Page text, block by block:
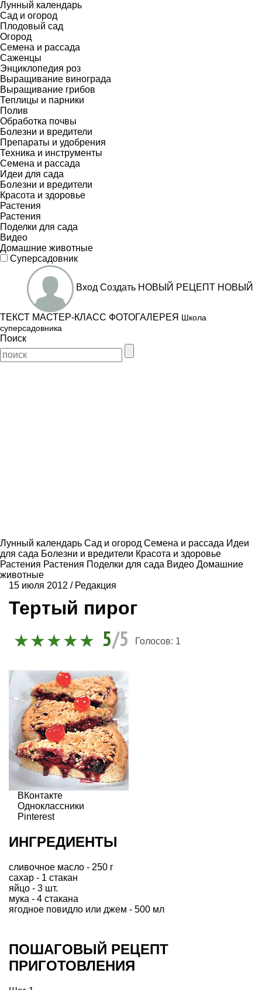
Лунный календарь
Сад и огород
Плодовый сад
Огород
Семена и рассада
Саженцы
Энциклопедия роз
Выращивание винограда
Выращивание грибов
Теплицы и парники
Полив
Обработка почвы
Болезни и вредители
Препараты и удобрения
Техника и инструменты
Семена и рассада
Идеи для сада
Болезни и вредители
Красота и здоровье
Растения
Растения
Поделки для сада
Видео
Домашние животные
Суперсадовник
Вход Создать НОВЫЙ РЕЦЕПТ НОВЫЙ
ТЕКСТ МАСТЕР-КЛАСС ФОТОГАЛЕРЕЯ Школа
суперсадовника
Поиск
Лунный календарь Сад и огород Семена и рассада Идеи
для сада Болезни и вредители Красота и здоровье
Растения Растения Поделки для сада Видео Домашние
животные
15 июля 2012 / Редакция
Тертый пирог
5/5 Голосов: 1
ВКонтакте
Одноклассники
Pinterest
ИНГРЕДИЕНТЫ
сливочное масло - 250 г
сахар - 1 стакан
яйцо - 3 шт.
мука - 4 стакана
ягодное повидло или джем - 500 мл
ПОШАГОВЫЙ РЕЦЕПТ
ПРИГОТОВЛЕНИЯ